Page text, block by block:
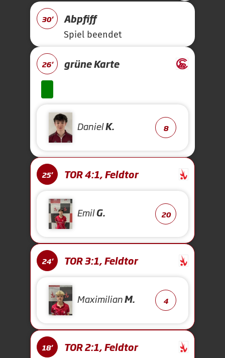
30' Abpfiff
Spiel beendet
26' grüne Karte
DanielK. 8
25' TOR 4:1, Feldtor
EmilG. 20
24' TOR 3:1, Feldtor
MaximilianM. 4
18' TOR 2:1, Feldtor